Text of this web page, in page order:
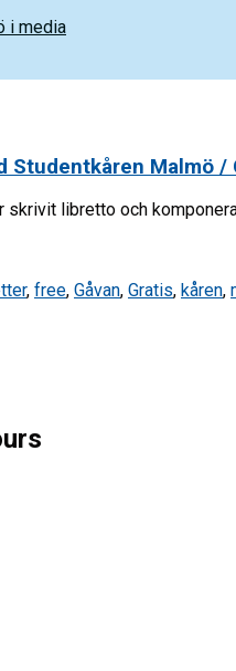
i media
Studentkåren Malmö /
skrivit libretto och
, free, Gåvan, Gratis, kåren,